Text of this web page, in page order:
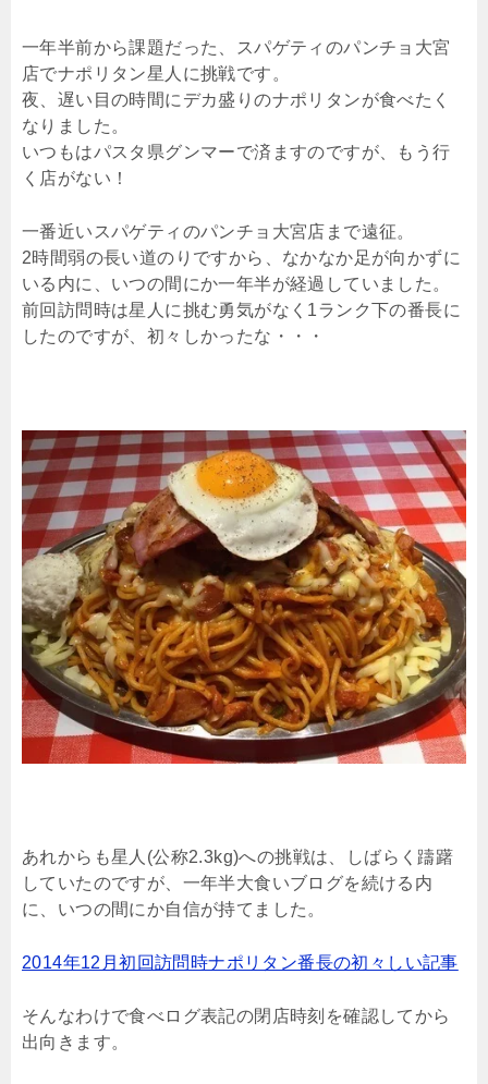
一年半前から課題だった、スパゲティのパンチョ大宮
店でナポリタン星人に挑戦です。
夜、遅い目の時間にデカ盛りのナポリタンが食べたく
なりました。
いつもはパスタ県グンマーで済ますのですが、もう行
く店がない！
一番近いスパゲティのパンチョ大宮店まで遠征。
2時間弱の長い道のりですから、なかなか足が向かずに
いる内に、いつの間にか一年半が経過していました。
前回訪問時は星人に挑む勇気がなく1ランク下の番長に
したのですが、初々しかったな・・・
あれからも星人(公称2.3kg)への挑戦は、しばらく躊躇
していたのですが、一年半大食いブログを続ける内
に、いつの間にか自信が持てました。
2014年12月初回訪問時ナポリタン番長の初々しい記事
そんなわけで食べログ表記の閉店時刻を確認してから
出向きます。